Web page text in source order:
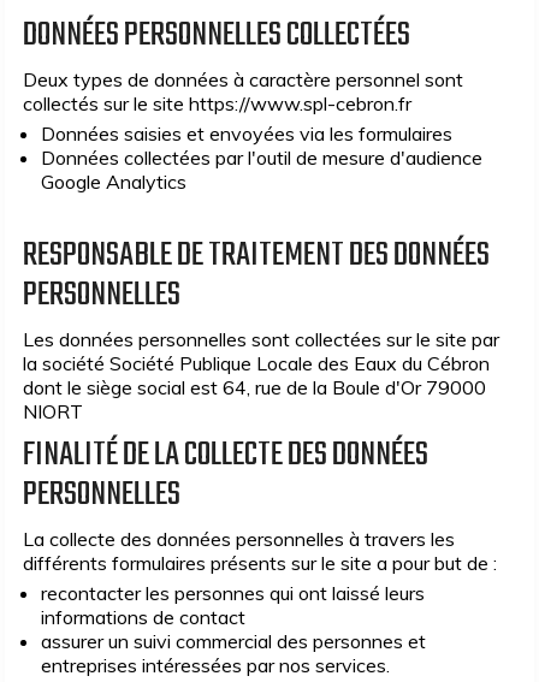
DONNÉES PERSONNELLES COLLECTÉES
Deux types de données à caractère personnel sont
collectés sur le site https://www.spl-cebron.fr
Données saisies et envoyées via les formulaires
Données collectées par l'outil de mesure d'audience
Google Analytics
RESPONSABLE DE TRAITEMENT DES DONNÉES
PERSONNELLES
Les données personnelles sont collectées sur le site par
la société Société Publique Locale des Eaux du Cébron
dont le siège social est 64, rue de la Boule d'Or 79000
NIORT
FINALITÉ DE LA COLLECTE DES DONNÉES
PERSONNELLES
La collecte des données personnelles à travers les
différents formulaires présents sur le site a pour but de :
recontacter les personnes qui ont laissé leurs
informations de contact
assurer un suivi commercial des personnes et
entreprises intéressées par nos services.